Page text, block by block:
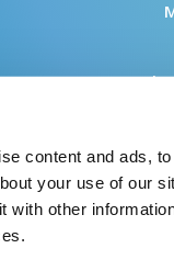
content and ads,
your use of our
with other